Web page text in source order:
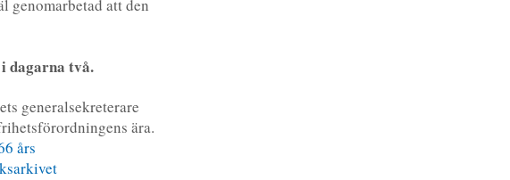
genomarbetad att den
dagarna två.
generalsekreterare
ära.
års